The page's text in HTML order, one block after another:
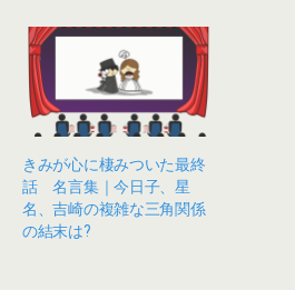
ま
す
きみが心に棲みついた最終
話 名言集｜今日子、星
名、吉崎の複雑な三角関係
の結末は?